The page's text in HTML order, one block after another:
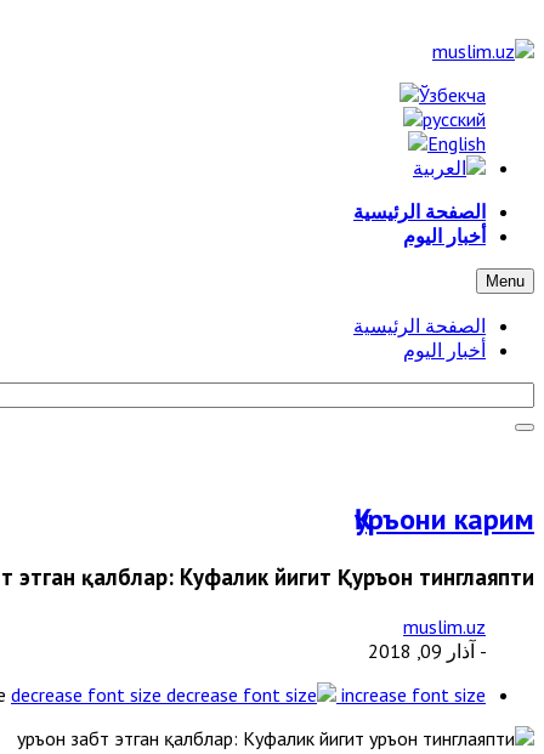
الصفحة الرئيسية
أخبار اليوم
Menu
الصفحة الرئيسية
أخبار اليوم
Қуръони карим
этган қалблар: Куфалик йигит Қуръон тинглаяпти
muslim.uz
- آذار 09, 2018
decrease font size increase font size